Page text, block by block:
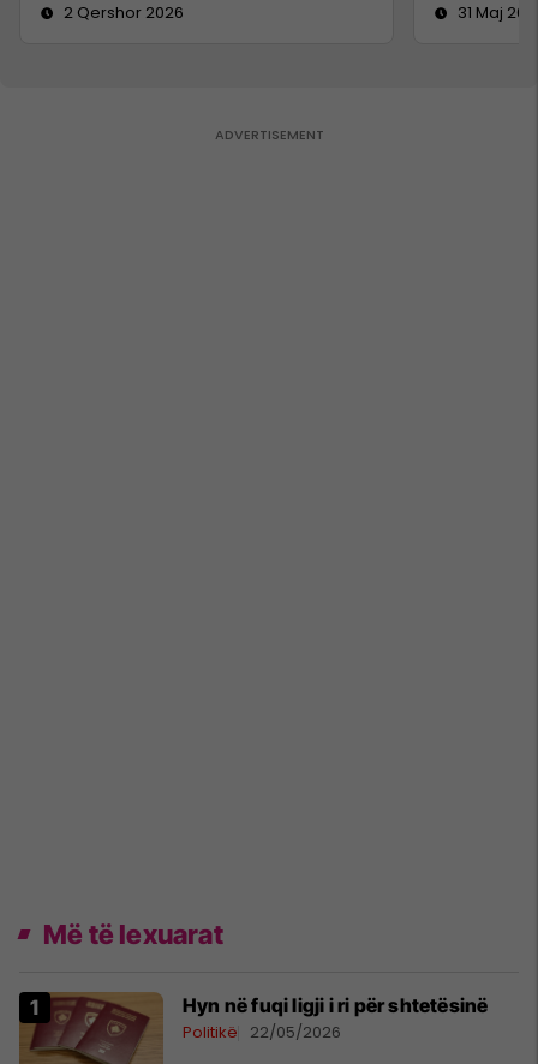
2 Qershor 2026 31 Maj
Më të lexuarat
Hyn në fuqi ligji i ri për shtetësinë
Politikë 22/05/2026